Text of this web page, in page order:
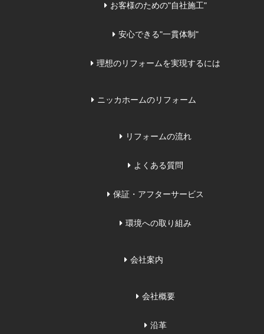
お客様のための"自社施工"
安心できる"一貫体制"
理想のリフォームを実現するには
ニッカホームのリフォーム
リフォームの流れ
よくある質問
保証・アフターサービス
環境への取り組み
会社案内
会社概要
沿革